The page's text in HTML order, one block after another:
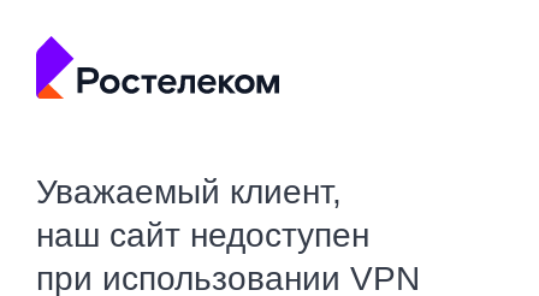
Уважаемый клиент,
наш сайт недоступен
при использовании VPN